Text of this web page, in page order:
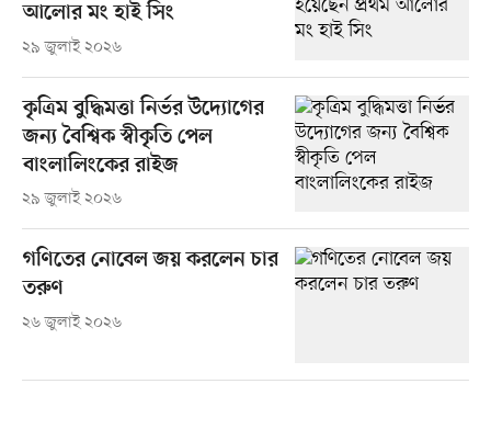
আলোর মং হাই সিং
২৯ জুলাই ২০২৬
কৃত্রিম বুদ্ধিমত্তা নির্ভর উদ্যোগের
জন্য বৈশ্বিক স্বীকৃতি পেল
বাংলালিংকের রাইজ
২৯ জুলাই ২০২৬
গণিতের নোবেল জয় করলেন চার
তরুণ
২৬ জুলাই ২০২৬